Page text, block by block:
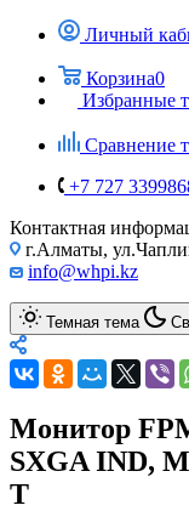
Личный
Корзина0
Избранные
Сравнение
+7 727
Контактная
г.Алматы,
info@whpi.kz
Темная тема
Монитор
SXGA IND,
T